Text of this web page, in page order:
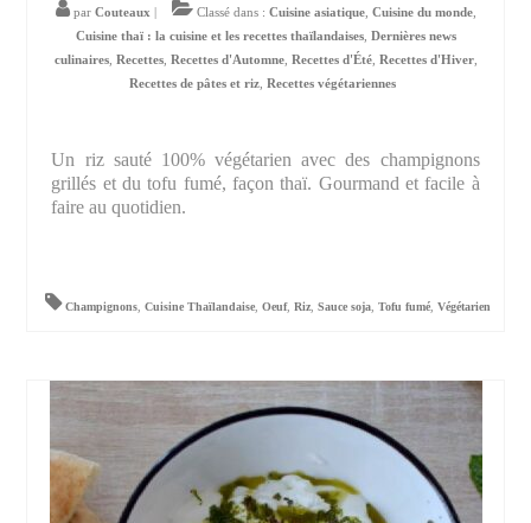
par Couteaux Classé dans : Cuisine asiatique, Cuisine du monde,
Cuisine thaï : la cuisine et les recettes thaïlandaises, Dernières news
culinaires, Recettes, Recettes d'Automne, Recettes d'Été, Recettes d'Hiver,
Recettes de pâtes et riz Recettes végétariennes
Un riz sauté 100% végétarien avec des champignons
grillés et du tofu fumé, façon thaï. Gourmand et facile à
faire au quotidien.
Champignons,Cuisine Thaïlandaise,Oeuf,Riz,Sauce soja,Tofu fumé,Végétarien